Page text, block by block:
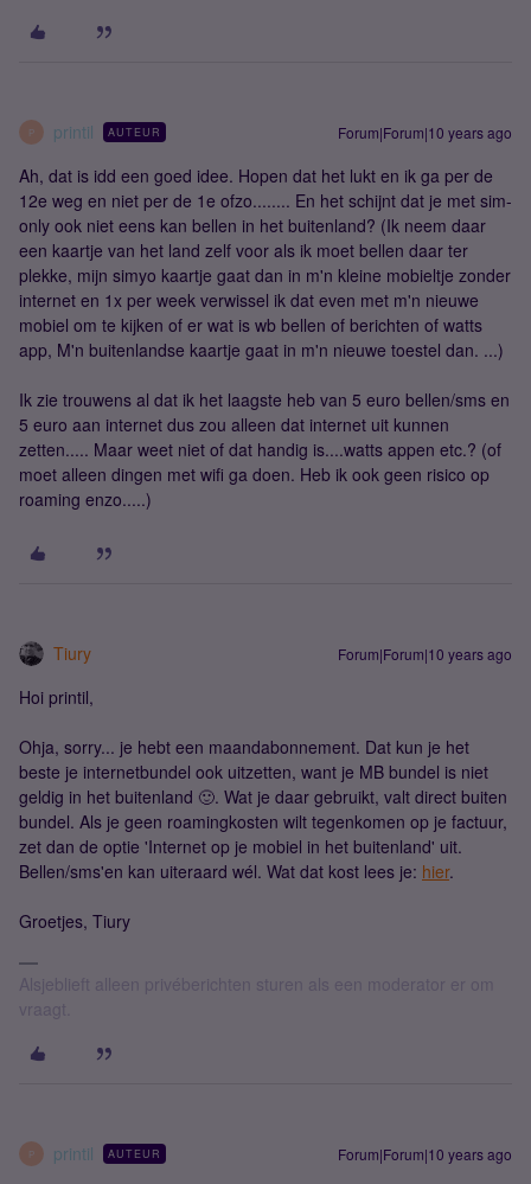
P printil AUTEUR Forum|Forum|10 years ago
Ah, dat is idd een goed idee. Hopen dat het lukt en ik ga per de
12e weg en niet per de 1e ofzo........ En het schijnt dat je met sim-
only ook niet eens kan bellen in het buitenland? (Ik neem daar
een kaartje van het land zelf voor als ik moet bellen daar ter
plekke, mijn simyo kaartje gaat dan in m'n kleine mobieltje zonder
internet en 1x per week verwissel ik dat even met m'n nieuwe
mobiel om te kijken of er wat is wb bellen of berichten of watts
app, M'n buitenlandse kaartje gaat in m'n nieuwe toestel dan. ...)
Ik zie trouwens al dat ik het laagste heb van 5 euro bellen/sms en
5 euro aan internet dus zou alleen dat internet uit kunnen
zetten..... Maar weet niet of dat handig is....watts appen etc.? (of
moet alleen dingen met wifi ga doen. Heb ik ook geen risico op
roaming enzo.....)
Tiury Forum|Forum|10 years ago
Hoi printil,
Ohja, sorry... je hebt een maandabonnement. Dat kun je het
beste je internetbundel ook uitzetten, want je MB bundel is niet
geldig in het buitenland 🙂. Wat je daar gebruikt, valt direct buiten
bundel. Als je geen roamingkosten wilt tegenkomen op je factuur,
zet dan de optie 'Internet op je mobiel in het buitenland' uit.
Bellen/sms'en kan uiteraard wél. Wat dat kost lees je: hier.
Groetjes, Tiury
Alsjeblieft alleen privéberichten sturen als een moderator er om
vraagt.
P printil AUTEUR Forum|Forum|10 years ago